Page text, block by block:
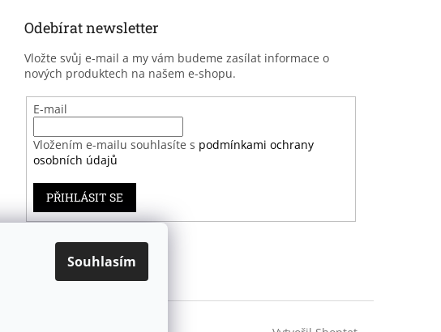
Souhlasím
Odebírat newsletter
Vložte svůj e-mail a my vám budeme zasílat informace o
nových produktech na našem e-shopu.
E-mail
Vložením e-mailu souhlasíte s podmínkami ochrany
osobních údajů
PŘIHLÁSIT SE